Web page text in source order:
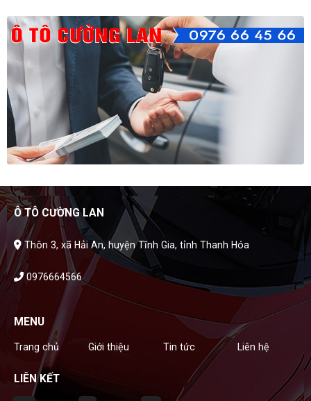
Ô TÔ CƯỜNG LAN
Thôn 3, xã Hải An, huyện Tĩnh Gia, tỉnh Thanh Hóa
0976664566
MENU
Trang chủ Giới thiệu Tin tức Liên hệ
LIÊN KẾT